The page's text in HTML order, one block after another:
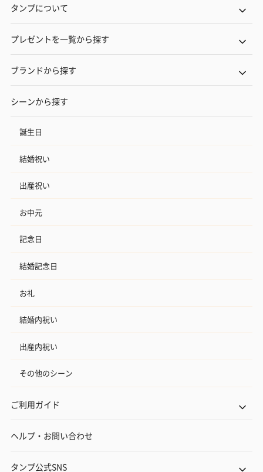
タンプについて
プレゼントを一覧から探す
ブランドから探す
シーンから探す
誕生日
結婚祝い
出産祝い
お中元
記念日
結婚記念日
お礼
結婚内祝い
出産内祝い
その他のシーン
ご利用ガイド
ヘルプ・お問い合わせ
タンプ公式SNS